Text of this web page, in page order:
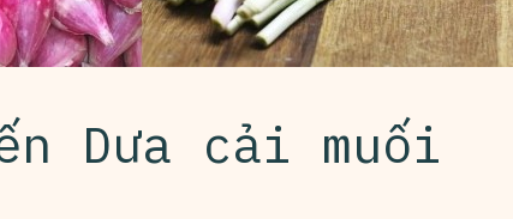
Dưa cải muối